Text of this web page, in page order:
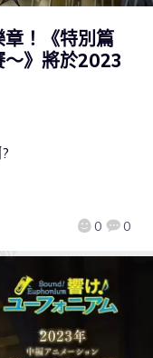
！《特別篇
～》將於2023
0 0